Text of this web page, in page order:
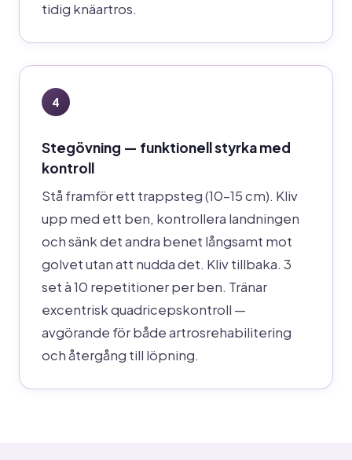
tidig knäartros.
4
Stegövning — funktionell styrka med
kontroll
Stå framför ett trappsteg (10–15 cm). Kliv
upp med ett ben, kontrollera landningen
och sänk det andra benet långsamt mot
golvet utan att nudda det. Kliv tillbaka. 3
set à 10 repetitioner per ben. Tränar
excentrisk quadricepskontroll —
avgörande för både artrosrehabilitering
och återgång till löpning.